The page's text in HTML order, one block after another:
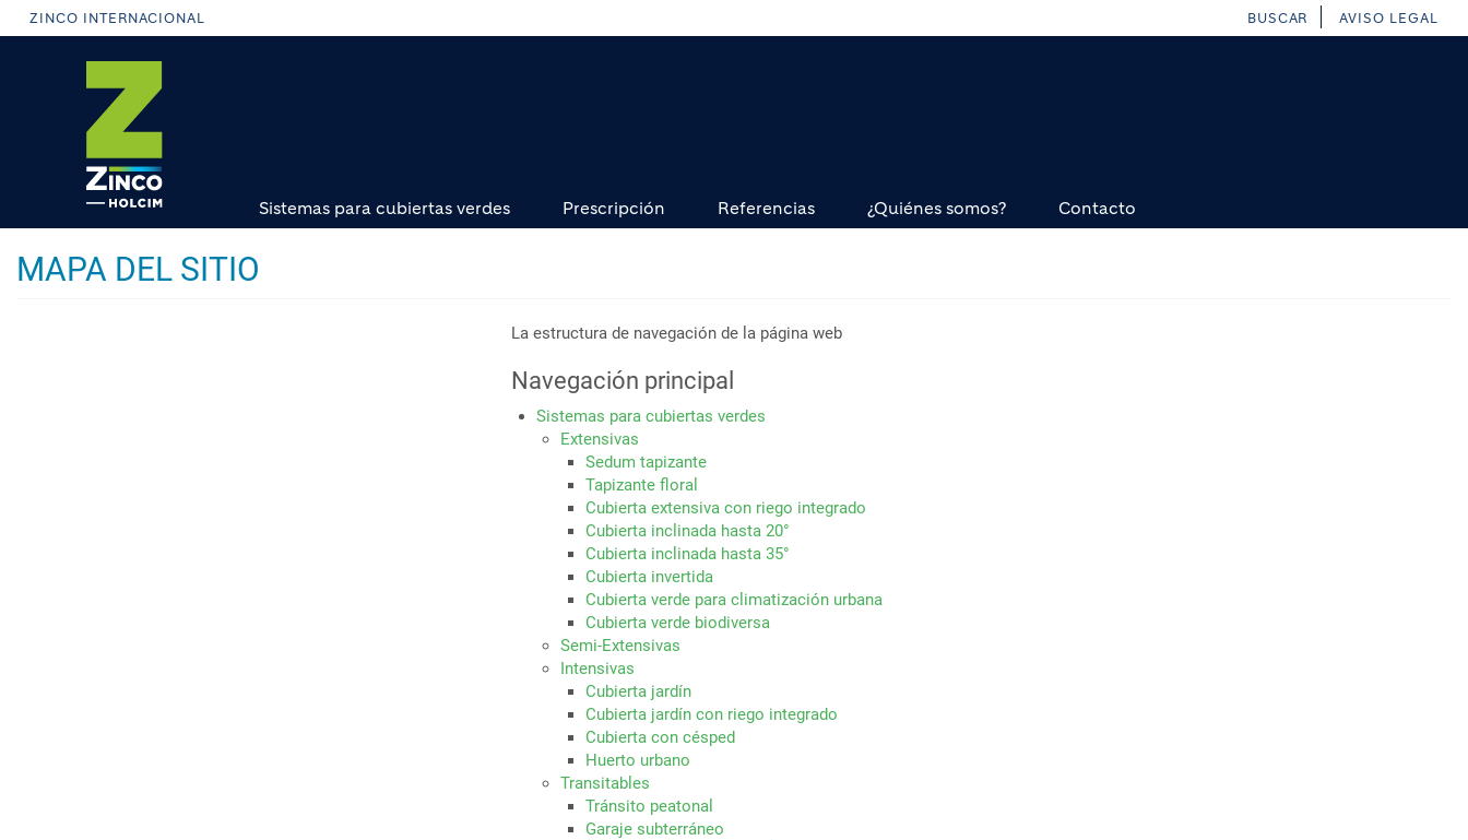
Pasar
al
ZINCO INTERNACIONAL BUSCAR AVISO LEGAL
Sistemas para cubiertas verdes Prescripción Referencias ¿Quiénes somos? Contacto
MAPA DEL SITIO
La estructura de navegación de la página web
Navegación principal
Sistemas para cubiertas verdes
Extensivas
Sedum tapizante
Tapizante floral
Cubierta extensiva con riego integrado
Cubierta inclinada hasta 20°
Cubierta inclinada hasta 35°
Cubierta invertida
Cubierta verde para climatización urbana
Cubierta verde biodiversa
Semi-Extensivas
Intensivas
Cubierta jardín
Cubierta jardín con riego integrado
Cubierta con césped
Huerto urbano
Transitables
Tránsito peatonal
Garaje subterráneo